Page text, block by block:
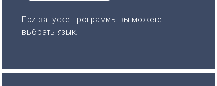
При запуске программы вы можете
выбрать язык.